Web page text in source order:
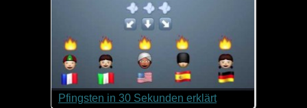
Pfingsten in 30 Sekunden erklärt